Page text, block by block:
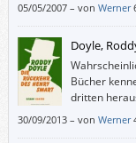
05/05/2007– von Werner
Doyle,
Bücher
dritten
nichts
30/09/2013– von Werner